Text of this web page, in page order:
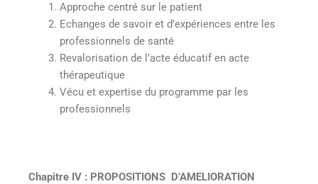
Approche centré sur le patient
Echanges de savoir et d’expériences entre les
professionnels de santé
Revalorisation de l’acte éducatif en acte
thérapeutique
Vécu et expertise du programme par les
professionnels
Chapitre IV : PROPOSITIONS D’AMELIORATION